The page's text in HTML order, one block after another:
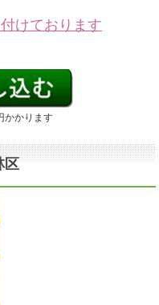
けております
かかります
区